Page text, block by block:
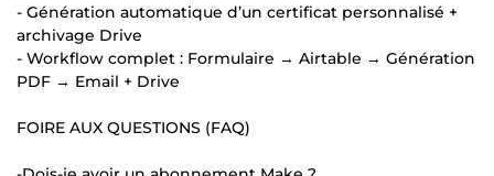
- Génération automatique d’un certificat personnalisé +
archivage Drive
- Workflow complet : Formulaire → Airtable → Génération
PDF → Email + Drive
FOIRE AUX QUESTIONS (FAQ)